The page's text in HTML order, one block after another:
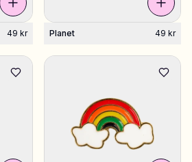
49 kr Planet 49 kr